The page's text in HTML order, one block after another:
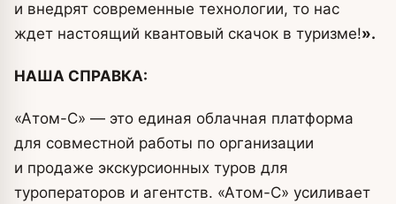
и внедрят современные технологии, то нас
ждет настоящий квантовый скачок в туризме!».
НАША СПРАВКА:
«Атом-С» — это единая облачная платформа
для совместной работы по организации
и продаже экскурсионных туров для
туроператоров и агентств. «Атом-С» усиливает